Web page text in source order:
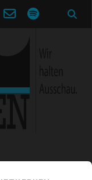
email-spotify